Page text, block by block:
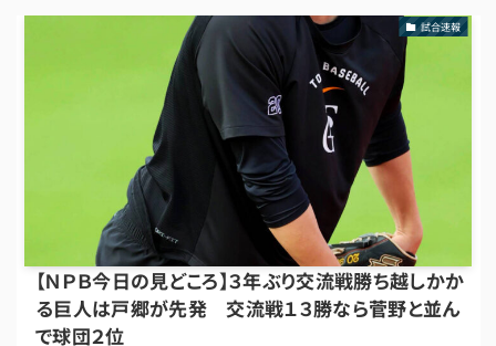
試合速報
【ＮＰＢ今日の見どころ】３年ぶり交流戦勝ち越しかか
る巨人は戸郷が先発 交流戦１３勝なら菅野と並ん
で球団２位